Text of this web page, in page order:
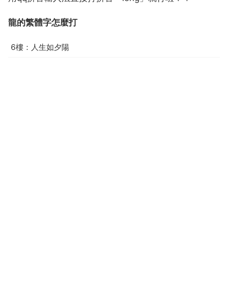
龍的繁體字怎麼打
6樓：人生如夕陽